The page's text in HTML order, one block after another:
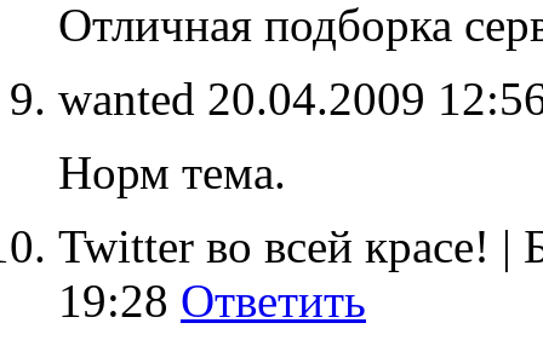
Отличная подборка
wanted 20.04.2009
Норм тема.
Twitter во всей красе! |
19:28 Ответить